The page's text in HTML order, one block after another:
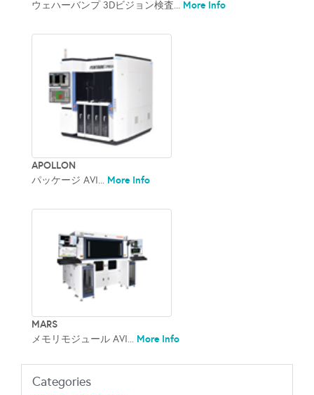
ウェハーバンプ 3Dビジョン検査... More Info
APOLLON
パッケージ AVI... More Info
MARS
メモリモジュール AVI... More Info
Categories